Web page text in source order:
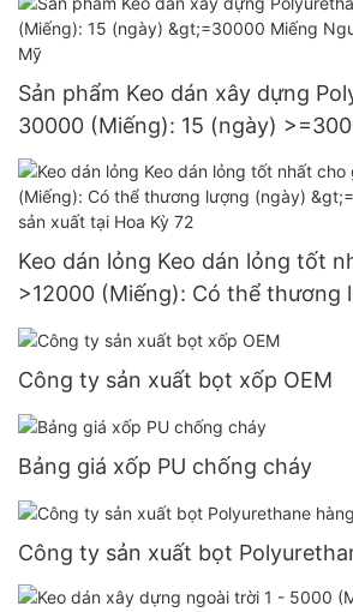
Sản phẩm Keo dán xây dựng
30000 (Miếng): 15 (ngày)
Nguồn cung cấp 3 đô la Mỹ
Keo dán lỏng Keo dán lỏng tốt
>12000 (Miếng): Có thể thương
>=30000 Miếng Nhà sản xuất tại
Công ty sản xuất bọt xốp OEM
Bảng giá xốp PU chống cháy
Công ty sản xuất bọt